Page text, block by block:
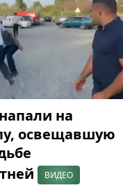
на
освещавшую
ВИДЕО